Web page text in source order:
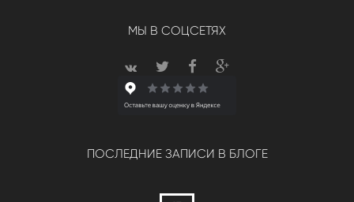
МЫ В СОЦСЕТЯХ
ПОСЛЕДНИЕ ЗАПИСИ В БЛОГЕ